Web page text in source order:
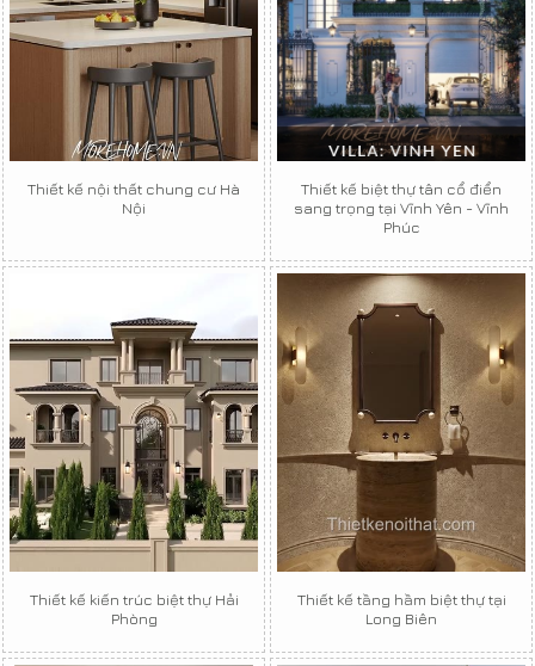
Thiết kế nội thất chung cư Hà
Nội
Thiết kế biệt thự tân cổ điển
sang trọng tại Vĩnh Yên - Vĩnh
Phúc
Thiết kế kiến trúc biệt thự Hải
Phòng
Thiết kế tầng hầm biệt thự tại
Long Biên